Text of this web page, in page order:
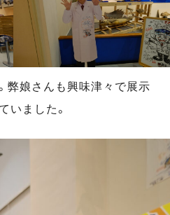
弊娘さんも興味津々で展示
いました。